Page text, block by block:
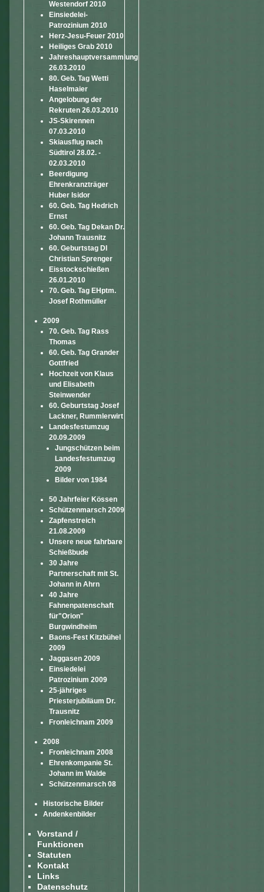
Westendorf 2010
Einsiedelei-
Patrozinium 2010
Herz-Jesu-Feuer 2010
Heiliges Grab 2010
Jahreshauptversammlung
26.03.2010
80. Geb. Tag Wetti
Haselmaier
Angelobung der
Rekruten 26.03.2010
JS-Skirennen
07.03.2010
Skiausflug nach
Südtirol 28.02. -
02.03.2010
Beerdigung
Ehrenkranzträger
Huber Isidor
60. Geb. Tag Hedrich
Ernst
60. Geb. Tag Dekan Dr.
Johann Trausnitz
60. Geburtstag DI
Christian Sprenger
Eisstockschießen
26.01.2010
70. Geb. Tag EHptm.
Josef Rothmüller
2009
70. Geb. Tag Rass
Thomas
60. Geb. Tag Grander
Gottfried
Hochzeit von Klaus
und Elisabeth
Steinwender
60. Geburtstag Josef
Lackner, Rummlerwirt
Landesfestumzug
20.09.2009
Jungschützen beim
Landesfestumzug
2009
Bilder von 1984
50 Jahrfeier Kössen
Schützenmarsch 2009
Zapfenstreich
21.08.2009
Unsere neue fahrbare
Schießbude
30 Jahre
Partnerschaft mit St.
Johann in Ahrn
40 Jahre
Fahnenpatenschaft
für"Orion"
Burgwindheim
Baons-Fest Kitzbühel
2009
Jaggasen 2009
Einsiedelei
Patrozinium 2009
25-jähriges
Priesterjubiläum Dr.
Trausnitz
Fronleichnam 2009
2008
Fronleichnam 2008
Ehrenkompanie St.
Johann im Walde
Schützenmarsch 08
Historische Bilder
Andenkenbilder
Vorstand /
Funktionen
Statuten
Kontakt
Links
Datenschutz